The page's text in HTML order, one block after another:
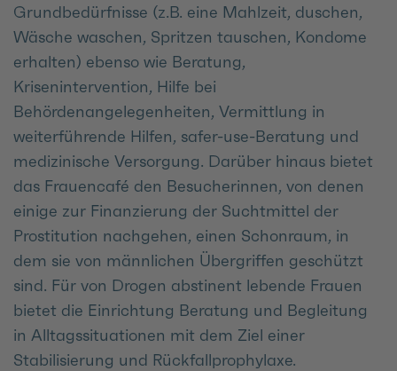
Grundbedürfnisse (z.B. eine Mahlzeit, duschen,
Wäsche waschen, Spritzen tauschen, Kondome
erhalten) ebenso wie Beratung,
Krisenintervention, Hilfe bei
Behördenangelegenheiten, Vermittlung in
weiterführende Hilfen, safer-use-Beratung und
medizinische Versorgung. Darüber hinaus bietet
das Frauencafé den Besucherinnen, von denen
einige zur Finanzierung der Suchtmittel der
Prostitution nachgehen, einen Schonraum, in
dem sie von männlichen Übergriffen geschützt
sind. Für von Drogen abstinent lebende Frauen
bietet die Einrichtung Beratung und Begleitung
in Alltagssituationen mit dem Ziel einer
Stabilisierung und Rückfallprophylaxe.